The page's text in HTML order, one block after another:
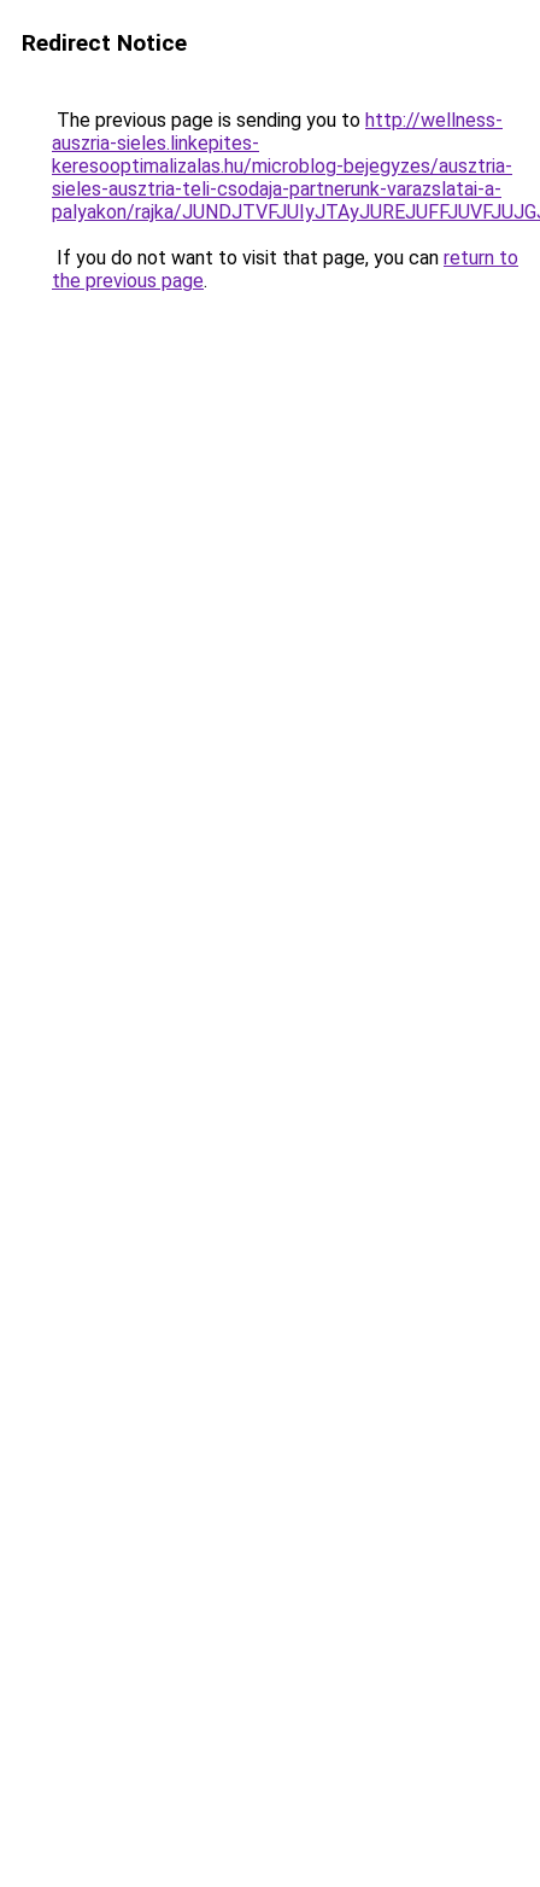
Redirect Notice
The previous page is sending you to http://wellness-
auszria-sieles.linkepites-
keresooptimalizalas.hu/microblog-bejegyzes/ausztria-
sieles-ausztria-teli-csodaja-partnerunk-varazslatai-a-
palyakon/rajka/
If you do not want to visit that page, you can return to
the previous page.